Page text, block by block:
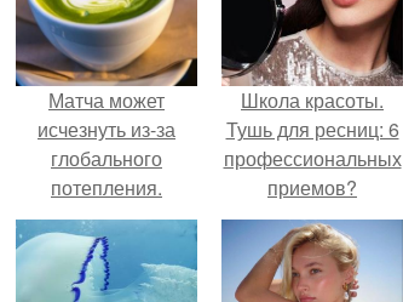
Матча может
исчезнуть из-за
глобального
потепления.
Школа красоты.
Тушь для ресниц: 6
профессиональных
приемов?